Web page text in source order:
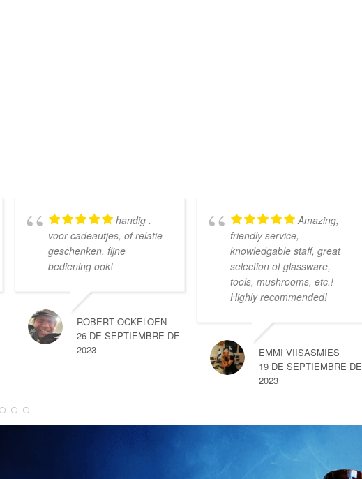
handig .
voor cadeautjes, of relatie
geschenken. fijne
bediening ook!
ROBERT OCKELOEN
26 DE SEPTIEMBRE DE
2023
Amazing,
friendly service,
knowledgable staff, great
selection of glassware,
tools, mushrooms, etc.!
Highly recommended!
EMMI VIISASMIES
19 DE SEPTIEMBRE DE
2023